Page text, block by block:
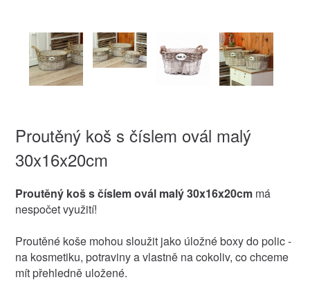
Proutěný koš s číslem ovál malý
30x16x20cm
Proutěný koš s číslem ovál malý 30x16x20cmmá
nespočet využití!
Proutěné koše mohou sloužit jako úložné boxy do polic -
na kosmetiku, potraviny a vlastně na cokoliv, co chceme
mít přehledně uložené.